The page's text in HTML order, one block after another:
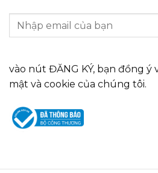
vào nút ĐĂNG KÝ, bạn đồng ý
mật và cookie của chúng tôi.